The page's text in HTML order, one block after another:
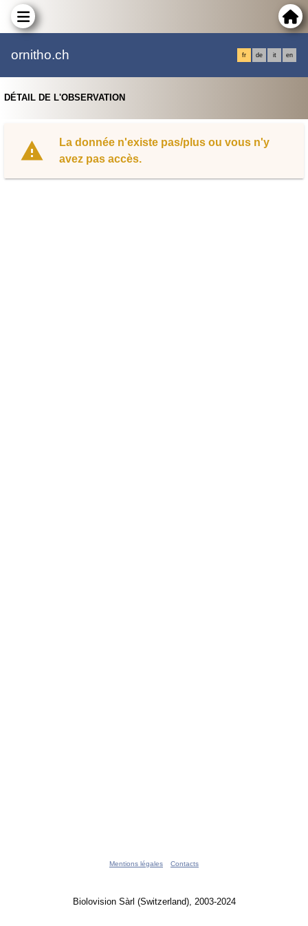
ornitho.ch fr de it en
DÉTAIL DE L'OBSERVATION
La donnée n'existe pas/plus ou vous n'y
avez pas accès.
Mentions légales Contacts
Biolovision Sàrl (Switzerland), 2003-2024